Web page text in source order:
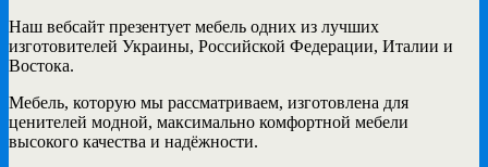
Наш вебсайт презентует мебель одних из лучших
изготовителей Украины, Российской Федерации, Италии и
Востока.
Мебель, которую мы рассматриваем, изготовлена для
ценителей модной, максимально комфортной мебели
высокого качества и надёжности.